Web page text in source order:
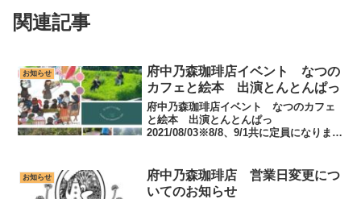
関連記事
お知らせ
府中乃森珈琲店イベント なつの
カフェと絵本 出演とんとんぱっ
府中乃森珈琲店イベント なつのカフェ
と絵本 出演とんとんぱっ
2021/08/03※8/8、9/1共に定員になりまし
理解くださいますようお願い申し上げま
す。府中乃森珈琲店...
お知らせ
府中乃森珈琲店 営業日変更につ
いてのお知らせ